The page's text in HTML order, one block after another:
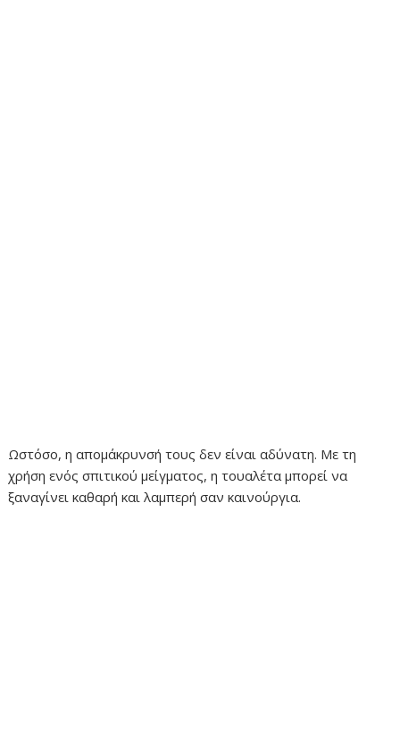
Ωστόσο, η απομάκρυνσή τους δεν είναι αδύνατη. Με τη
χρήση ενός σπιτικού μείγματος, η τουαλέτα μπορεί να
ξαναγίνει καθαρή και λαμπερή σαν καινούργια.